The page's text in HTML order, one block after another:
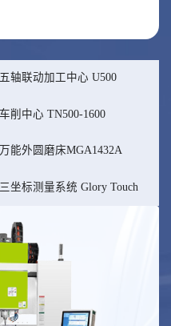
五轴联动加工中心 U500
车削中心 TN500-1600
万能外圆磨床MGA1432A
三坐标测量系统 Glory Touch